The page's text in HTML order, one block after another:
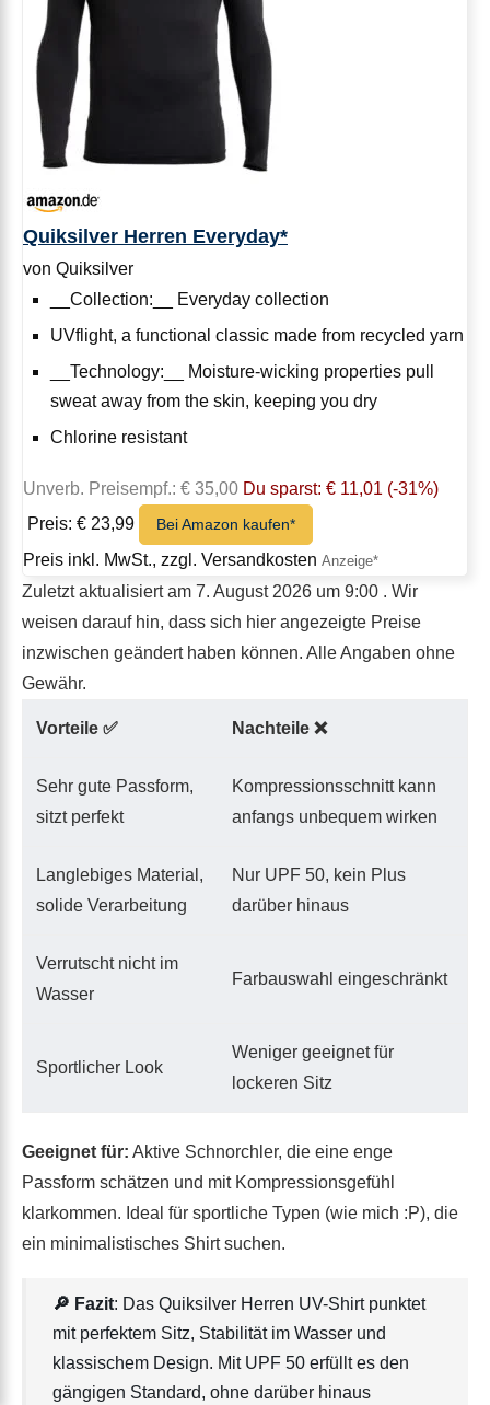
Quiksilver Herren Everyday*
von Quiksilver
__Collection:__ Everyday collection
UVflight, a functional classic made from recycled yarn
__Technology:__ Moisture-wicking properties pull
sweat away from the skin, keeping you dry
Chlorine resistant
Unverb. Preisempf.: € 35,00 Du sparst: € 11,01 (-31%)
Preis: € 23,99
Bei Amazon kaufen*
Preis inkl. MwSt., zzgl. Versandkosten
Zuletzt aktualisiert am 7. August 2026 um 9:00 . Wir
weisen darauf hin, dass sich hier angezeigte Preise
inzwischen geändert haben können. Alle Angaben ohne
Gewähr.
Vorteile ✅ Nachteile ❌
Sehr gute Passform,
sitzt perfekt
Kompressionsschnitt kann
anfangs unbequem wirken
Langlebiges Material,
solide Verarbeitung
Nur UPF 50, kein Plus
darüber hinaus
Verrutscht nicht im
Wasser
Farbauswahl eingeschränkt
Sportlicher Look
Weniger geeignet für
lockeren Sitz
Geeignet für: Aktive Schnorchler, die eine enge
Passform schätzen und mit Kompressionsgefühl
klarkommen. Ideal für sportliche Typen (wie mich :P), die
ein minimalistisches Shirt suchen.
🔎 Fazit: Das Quiksilver Herren UV-Shirt punktet
mit perfektem Sitz, Stabilität im Wasser und
klassischem Design. Mit UPF 50 erfüllt es den
gängigen Standard, ohne darüber hinaus